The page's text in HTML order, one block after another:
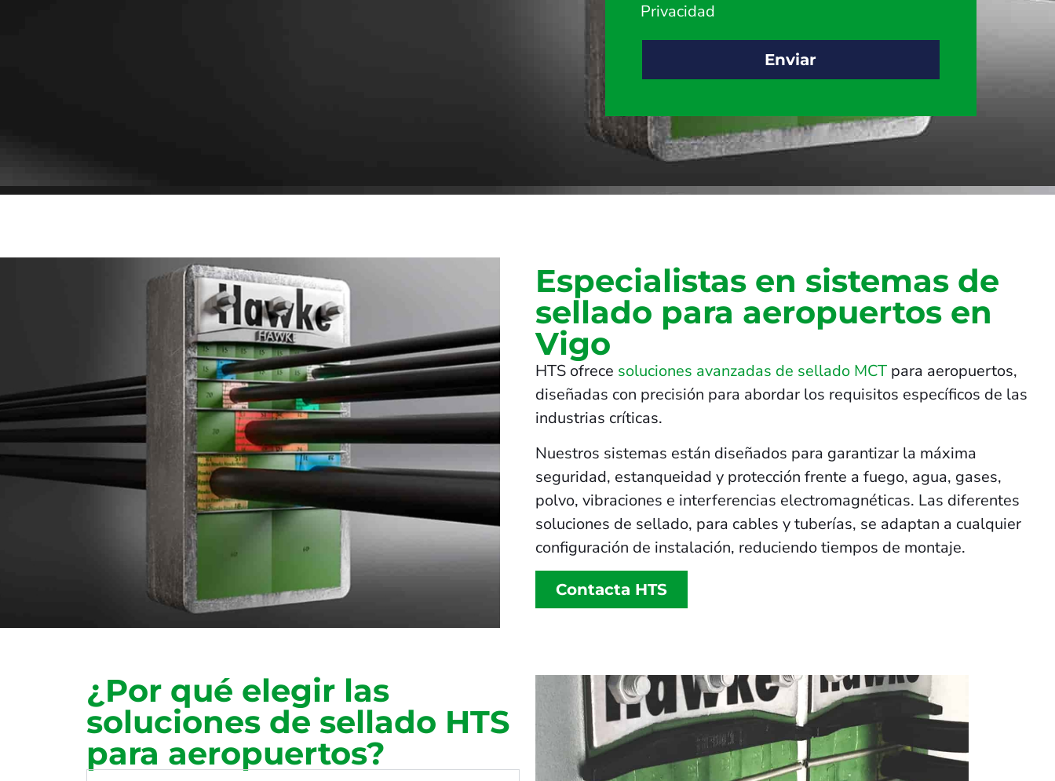
Privacidad
Enviar
Especialistas en sistemas de
sellado para aeropuertos en
Vigo
HTS ofrece soluciones avanzadas de sellado MCT para aeropuertos,
diseñadas con precisión para abordar los requisitos específicos de las
industrias críticas.
Nuestros sistemas están diseñados para garantizar la máxima
seguridad, estanqueidad y protección frente a fuego, agua, gases,
polvo, vibraciones e interferencias electromagnéticas. Las diferentes
soluciones de sellado, para cables y tuberías, se adaptan a cualquier
configuración de instalación, reduciendo tiempos de montaje.
Contacta HTS
¿Por qué elegir las
soluciones de sellado HTS
para aeropuertos?